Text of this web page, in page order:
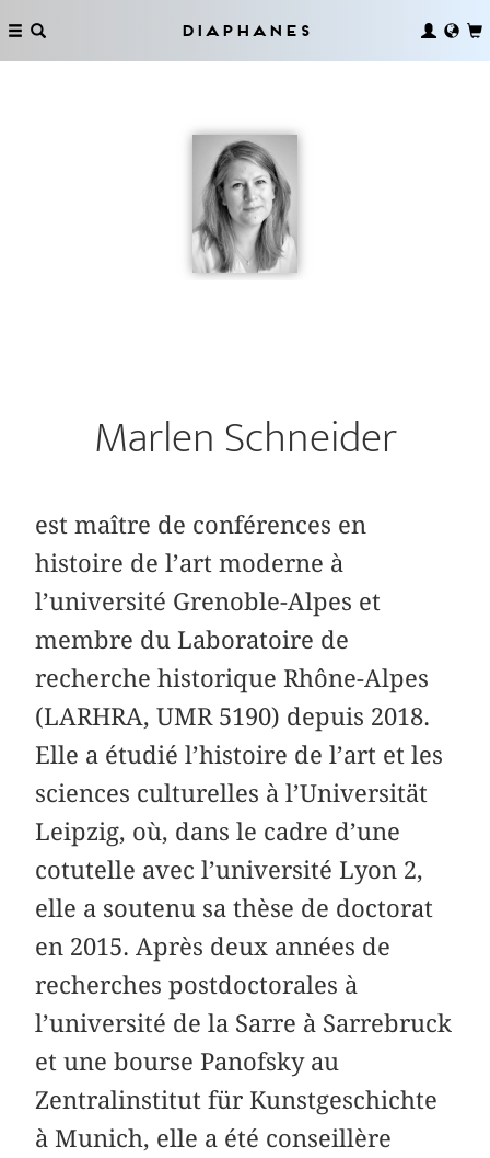
Diaphanes
Marlen Schneider
est maître de conférences en
histoire de l’art moderne à
l’université Grenoble-Alpes et
membre du Laboratoire de
recherche historique Rhône-Alpes
(LARHRA, UMR 5190) depuis 2018.
Elle a étudié l’histoire de l’art et les
sciences culturelles à l’Universität
Leipzig, où, dans le cadre d’une
cotutelle avec l’université Lyon 2,
elle a soutenu sa thèse de doctorat
en 2015. Après deux années de
recherches postdoctorales à
l’université de la Sarre à Sarrebruck
et une bourse Panofsky au
Zentralinstitut für Kunstgeschichte
à Munich, elle a été conseillère